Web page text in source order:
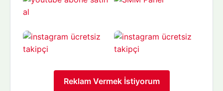
Reklam Vermek İstiyorum